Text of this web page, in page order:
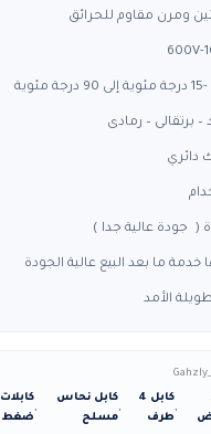
– برتقالى – رمادى
دائري
( جودة عالية جدا )
خدمة ما بعد البيع عالية الجودة
الأمد
,
كابل 4
طرف
,
كابل نحاس
مسلح
,
كابلات
ضغط